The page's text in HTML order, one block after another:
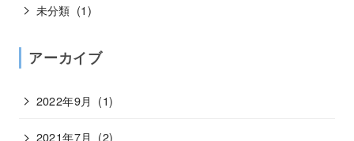
未分類 (1)
アーカイブ
2022年9月 (1)
2021年7月 (2)